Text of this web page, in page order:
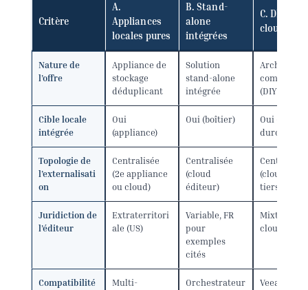
Critère
A.
Appliances
locales pures
B. Stand-
alone
intégrées
C. DIY
cloud
Nature de
l’offre
Appliance de
stockage
déduplicant
Solution
stand-alone
intégrée
composite
(DIY)
Cible locale
intégrée
Oui
(appliance)
Oui (boîtier)
Oui (Linux
durci)
Topologie de
l’externalisati
on
Centralisée
(2e appliance
ou cloud)
Centralisée
(cloud
éditeur)
Centralisée
(cloud objet
tiers)
Juridiction de
l’éditeur
Extraterritori
ale (US)
Variable, FR
pour
exemples
cités
Mixte selon
cloud
Compatibilité
Multi-
Orchestrateur
Veeam